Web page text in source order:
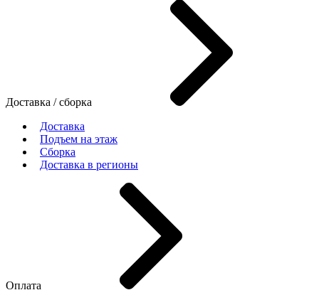
Доставка / сборка
Доставка
Подъем на этаж
Сборка
Доставка в регионы
Оплата